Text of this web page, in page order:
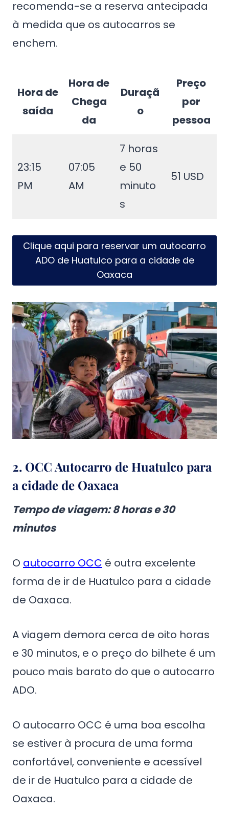
recomenda-se a reserva antecipada
à medida que os autocarros se
enchem.
Hora de
saída
Hora de
Chega
da
Duraçã
o
Preço
por
pessoa
23:15
PM
07:05
AM
7 horas
e 50
minuto
s
51 USD
Clique aqui para reservar um autocarro
ADO de Huatulco para a cidade de
Oaxaca
2. OCC Autocarro de Huatulco para
a cidade de Oaxaca
Tempo de viagem: 8 horas e 30
minutos
O autocarro OCC é outra excelente
forma de ir de Huatulco para a cidade
de Oaxaca.
A viagem demora cerca de oito horas
e 30 minutos, e o preço do bilhete é um
pouco mais barato do que o autocarro
ADO.
O autocarro OCC é uma boa escolha
se estiver à procura de uma forma
confortável, conveniente e acessível
de ir de Huatulco para a cidade de
Oaxaca.